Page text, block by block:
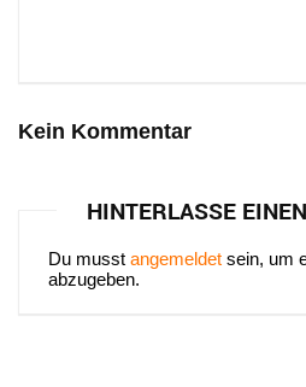
Kein Kommentar
HINTERLASSE
Du musst angemeldet sein, um
abzugeben.